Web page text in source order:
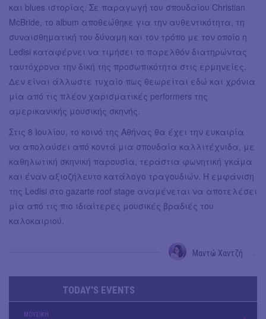
και blues ιστορίας. Σε παραγωγή του σπουδαίου Christian
McBride, το album αποθεώθηκε για την αυθεντικότητα, τη
συναισθηματική του δύναμη και τον τρόπο με τον οποίο η
Ledisi καταφέρνει να τιμήσει το παρελθόν διατηρώντας
ταυτόχρονα την δική της προσωπικότητα στις ερμηνείες.
Δεν είναι άλλωστε τυχαίο πως θεωρείται εδώ και χρόνια
μία από τις πλέον χαρισματικές performers της
αμερικανικής μουσικής σκηνής.
Στις 8 Ιουλίου, το κοινό της Αθήνας θα έχει την ευκαιρία
να απολαύσει από κοντά μια σπουδαία καλλιτέχνιδα, με
καθηλωτική σκηνική παρουσία, τεράστια φωνητική γκάμα
και έναν αξιοζήλευτο κατάλογο τραγουδιών. Η εμφάνιση
της Ledisi στο gazarte roof stage αναμένεται να αποτελέσει
μία από τις πιο ιδιαίτερες μουσικές βραδιές του
καλοκαιριού.
Μαντώ Χαντζή
TODAY'S EVENTS
ΜΟΥΣΙΚΗ